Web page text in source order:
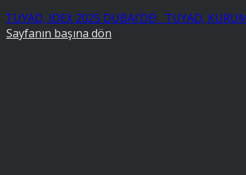
TUYAD, IDEX 2025 DUBAI’DE!
TUYAD,
Sayfanın başına dön